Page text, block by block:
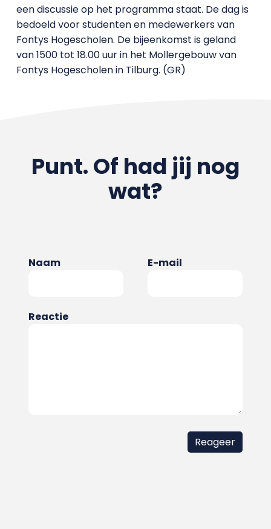
een discussie op het programma staat. De dag is
bedoeld voor studenten en medewerkers van
Fontys Hogescholen. De bijeenkomst is geland
van 1500 tot 18.00 uur in het Mollergebouw van
Fontys Hogescholen in Tilburg. (GR)
Punt. Of had jij nog
wat?
Naam E-mail
Reactie